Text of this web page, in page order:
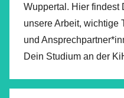
Wuppertal. Hier findest
unsere Arbeit, wichtige
und
Dein Studium an der